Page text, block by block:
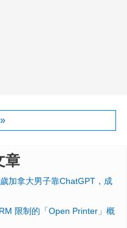
章
加拿大男子靠ChatGPT，成
限制的「Open Printer」概